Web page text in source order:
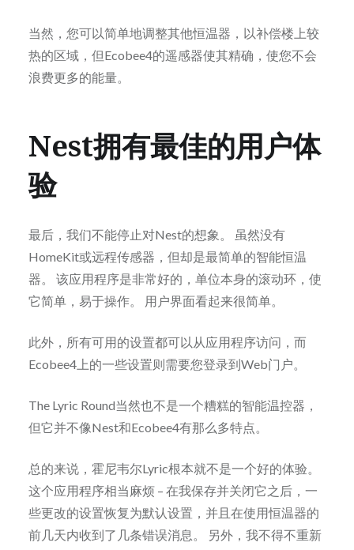
当然，您可以简单地调整其他恒温器，以补偿楼上较
热的区域，但Ecobee4的遥感器使其精确，使您不会
浪费更多的能量。
Nest拥有最佳的用户体
验
最后，我们不能停止对Nest的想象。 虽然没有
HomeKit或远程传感器，但却是最简单的智能恒温
器。 该应用程序是非常好的，单位本身的滚动环，使
它简单，易于操作。 用户界面看起来很简单。
此外，所有可用的设置都可以从应用程序访问，而
Ecobee4上的一些设置则需要您登录到Web门户。
The Lyric Round当然也不是一个糟糕的智能温控器，
但它并不像Nest和Ecobee4有那么多特点。
总的来说，霍尼韦尔Lyric根本就不是一个好的体验。
这个应用程序相当麻烦 – 在我保存并关闭它之后，一
些更改的设置恢复为默认设置，并且在使用恒温器的
前几天内收到了几条错误消息。 另外，我不得不重新